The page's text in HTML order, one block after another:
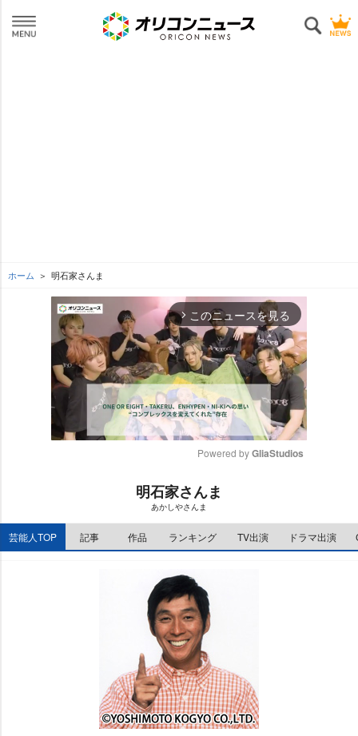
ホーム 明石家さんま
arrow_forward_ios このニュースを見る
e
Powered by GliaStudios
明石家さんま
あかしやさんま
芸能人TOP 記事 作品 ランキング TV出演 ドラマ出演